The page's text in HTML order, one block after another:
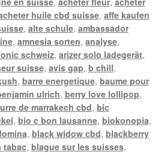
huile cbd suisse, affe kaufen
, alte schule, ambassador
, amnesia sorten, analyse,
schweiz, arizer solo ladegerät,
suisse, avis gap, b chill,
, barre energetique, baume pour
ulrich, berry love lollipop,
de marrakech cbd, bic
, bio c bon lausanne, biokonopia,
, black widow cbd, blackberry
tabac, blague sur les suisses,